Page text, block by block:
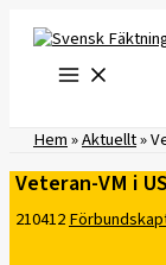
innehåll
Hem»Aktuellt»
Veteran-VM i
210412